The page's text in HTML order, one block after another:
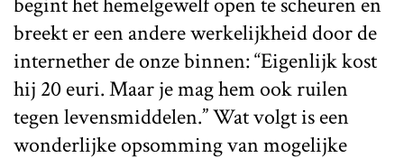
breekt er een andere werkelijkheid door de
internether de onze binnen: “Eigenlijk kost
hij 20 euri. Maar je mag hem ook ruilen
tegen levensmiddelen.” Wat volgt is een
wonderlijke opsomming van mogelijke